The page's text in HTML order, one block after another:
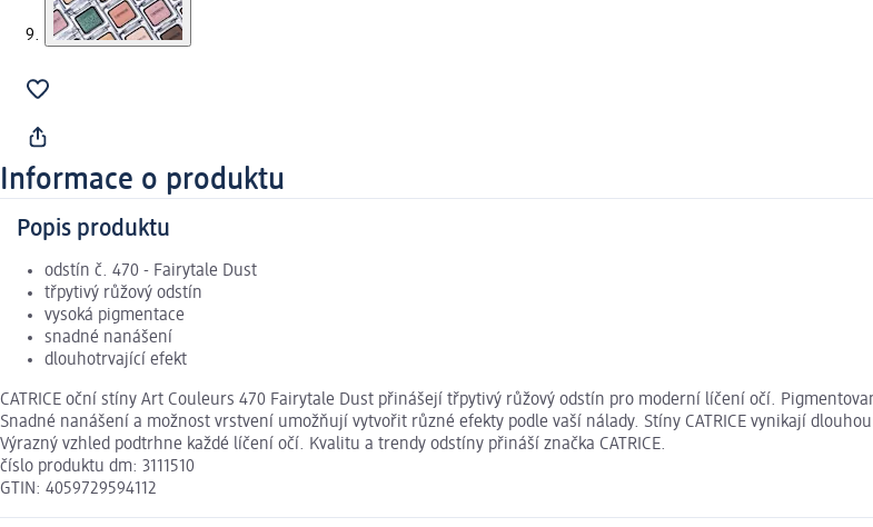
Informace o produktu
Popis produktu
odstín č. 470 - Fairytale Dust
třpytivý růžový odstín
vysoká pigmentace
snadné nanášení
dlouhotrvající efekt
CATRICE oční stíny Art Couleurs 470 Fairytale Dust přinášejí třpytivý růžový odstín pro moderní líčení očí.
Snadné nanášení a možnost vrstvení umožňují vytvořit různé efekty podle vaší nálady. Stíny CATRICE vynikají
Výrazný vzhled podtrhne každé líčení očí. Kvalitu a trendy odstíny přináší značka CATRICE.
číslo produktu dm: 3111510
GTIN: 4059729594112